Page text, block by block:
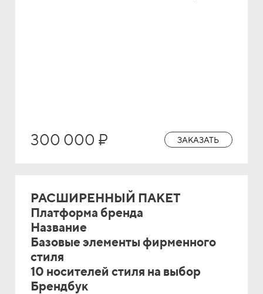
300 000 ₽ ЗАКАЗАТЬ
РАСШИРЕННЫЙ ПАКЕТ
Платформа бренда
Название
Базовые элементы фирменного
стиля
10 носителей стиля на выбор
Брендбук